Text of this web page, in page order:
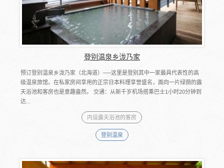
登别温泉乡泷乃家
预订登别温泉乡泷乃家（北海道）──这里是登别其中一家最具代表性的高
级温泉旅馆。在私家房间享用的正宗日本料理享誉盛名，面向一片绿荫的露
天浴池和客房也是意趣盎然。 交通：从新千岁机场搭乘巴士1小时20分钟到
达...
内设露天浴池的客房
登别温泉